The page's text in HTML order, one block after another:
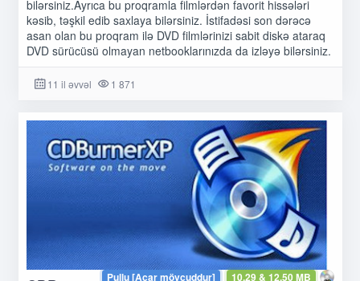
bilərsiniz.Ayrıca bu proqramla filmlərdən favorit hissələri
kəsib, təşkil edib saxlaya bilərsiniz. İstifadəsi son dərəcə
asan olan bu proqram ilə DVD filmlərinizi sabit diskə ataraq
DVD sürücüsü olmayan netbooklarınızda da izləyə bilərsiniz.
11 il əvvəl 1 871
10.29 & 12.50 MB
Pullu [Açar mövcuddur]